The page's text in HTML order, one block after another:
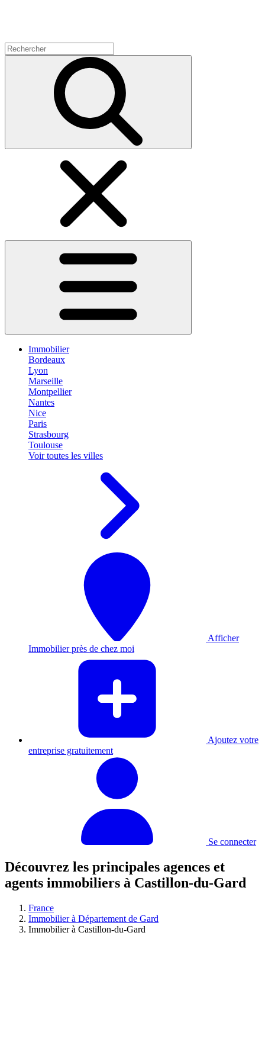
Immobilier
Bordeaux
Lyon
Marseille
Montpellier
Nantes
Nice
Paris
Strasbourg
Toulouse
Voir toutes les villes
Afficher
Immobilier près de chez moi
Ajoutez votre
entreprise gratuitement
Se connecter
Découvrez les principales agences et
agents immobiliers à Castillon-du-Gard
France
Immobilier à Département de Gard
Immobilier à Castillon-du-Gard